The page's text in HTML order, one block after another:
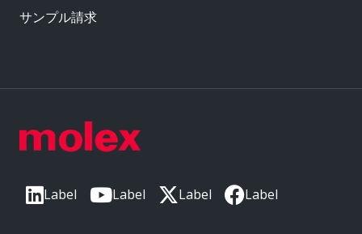
Label Label Label Label
サンプル請求